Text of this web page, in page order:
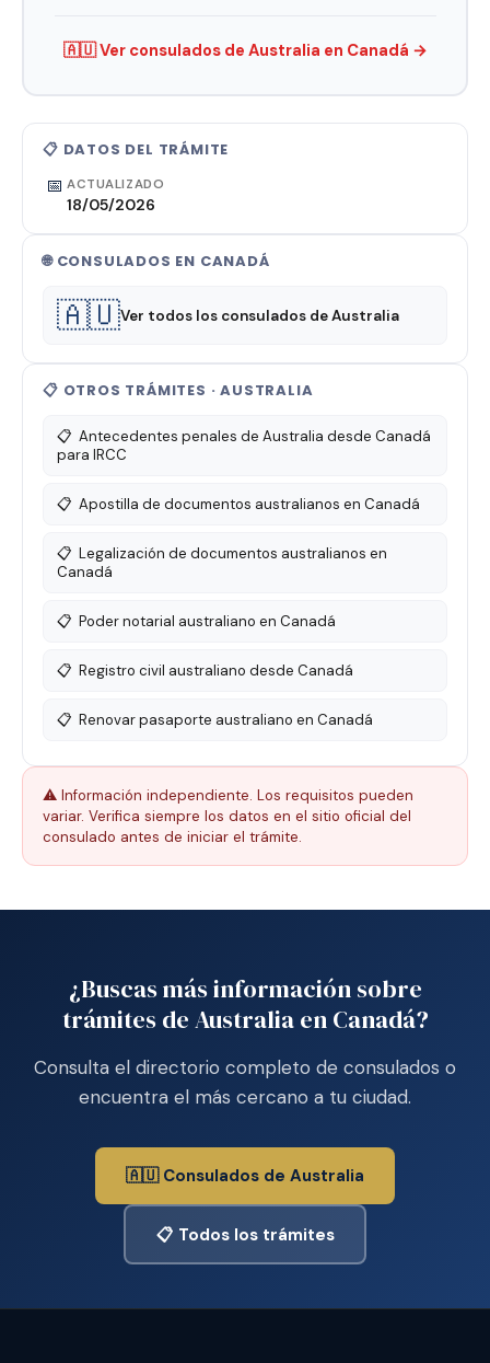
📋 DATOS DEL TRÁMITE
📅 ACTUALIZADO
18/05/2026
🌐 CONSULADOS EN CANADÁ
🇦🇺Ver todos los consulados de Australia
📋 OTROS TRÁMITES · AUSTRALIA
📋 Antecedentes penales de Australia desde Canadá
para IRCC
📋 Apostilla de documentos australianos en Canadá
📋 Legalización de documentos australianos en
Canadá
📋 Poder notarial australiano en Canadá
📋 Registro civil australiano desde Canadá
📋 Renovar pasaporte australiano en Canadá
⚠️ Información independiente. Los requisitos pueden
variar. Verifica siempre los datos en el sitio oficial del
consulado antes de iniciar el trámite.
🇦🇺 Ver consulados de Australia en Canadá →
¿Buscas más información sobre
trámites de Australia en Canadá?
Consulta el directorio completo de consulados o
encuentra el más cercano a tu ciudad.
🇦🇺 Consulados de Australia
📋 Todos los trámites